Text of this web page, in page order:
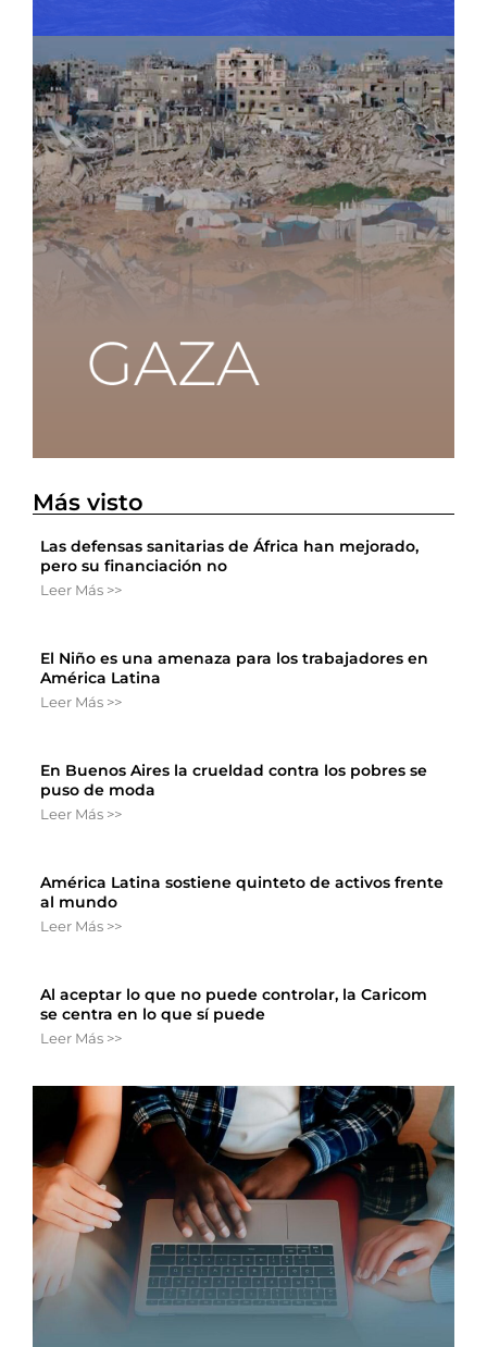
Más visto
Las defensas sanitarias de África han mejorado,
pero su financiación no
Leer Más >>
El Niño es una amenaza para los trabajadores en
América Latina
Leer Más >>
En Buenos Aires la crueldad contra los pobres se
puso de moda
Leer Más >>
América Latina sostiene quinteto de activos frente
al mundo
Leer Más >>
Al aceptar lo que no puede controlar, la Caricom
se centra en lo que sí puede
Leer Más >>